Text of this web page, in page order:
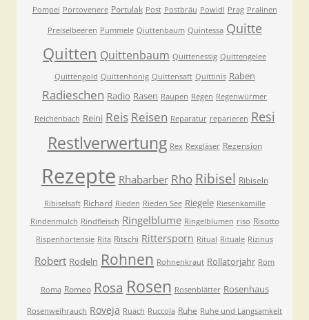
Pompei Portovenere Portulak Post Postbräu Powidl Prag Pralinen
Preiselbeeren Pummele Qiuttenbaum Quintessa Quitte
Quitten Quittenbaum Quittenessig Quittengelee
Quittengold Quittenhonig Quittensaft Quittinis Raben
Radieschen Radio Rasen Raupen Regen Regenwürmer
Reichenbach Reini Reis Reisen Reparatur reparieren Resi
Restlverwertung Rex Rexgläser Rezension
Rezepte Rhabarber Rho Ribisel Ribiseln
Ribiselsaft Richard Rieden Rieden See Riegele Riesenkamille
Rindenmulch Rindfleisch Ringelblume Ringelblumen riso Risotto
Rispenhortensie Rita Ritschi Rittersporn Ritual Rituale Rizinus
Robert Rodeln Rohnen Rohnenkraut Rollatorjahr Rom
Roma Romeo Rosa Rosen Rosenblätter Rosenhaus
Rosenweihrauch Roveja Ruach Ruccola Ruhe Ruhe und Langsamkeit